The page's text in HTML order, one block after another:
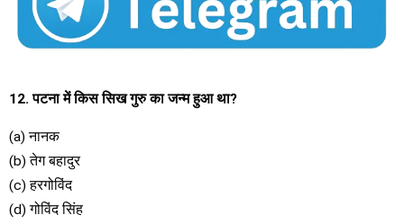
12. पटना में किस सिख गुरु का जन्म हुआ था?
(a) नानक
(b) तेग बहादुर
(c) हरगोविंद
(d) गोविंद सिंह